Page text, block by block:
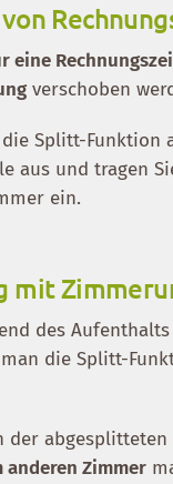
eine
verschoben
Splitt-Funktion
aus und tragen
ein.
mit
des
die Splitt-
der abgesplitteten
anderen Zimmer